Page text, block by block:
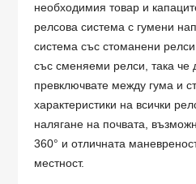
необходимия товар и
релсова система с гумени
система със стоманени
със сменяеми релси, така че
превключвате между гума и
характеристики на всички
налягане на почвата,
360° и отличната
местност.